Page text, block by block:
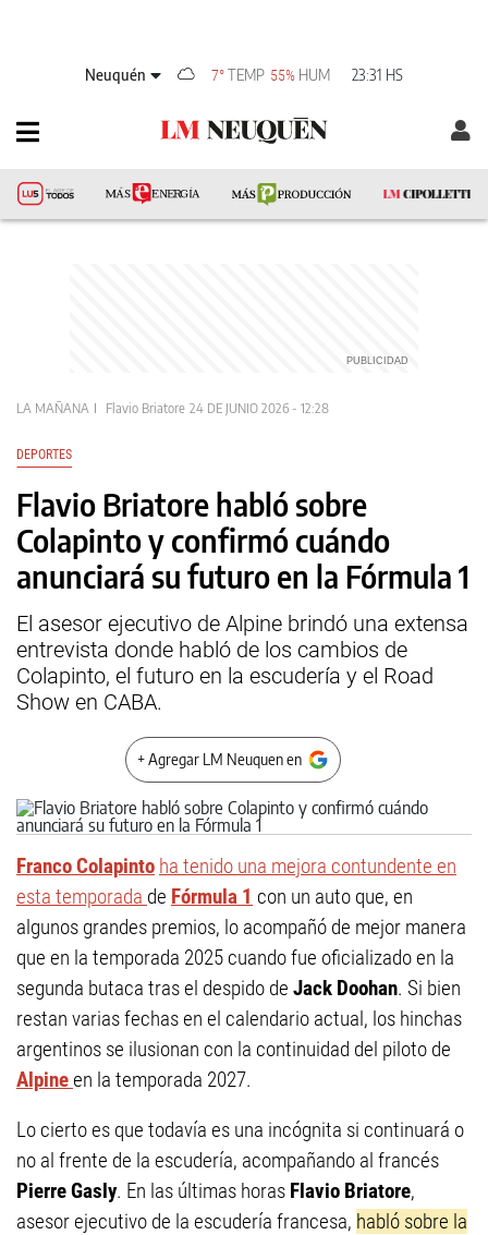
Neuquén 7°TEMP 55% HUM 23:31 HS
LA MAÑANA Flavio Briatore 24 DE JUNIO 2026 - 12:28
DEPORTES
Flavio Briatore habló sobre
Colapinto y confirmó cuándo
anunciará su futuro en la Fórmula 1
El asesor ejecutivo de Alpine brindó una extensa
entrevista donde habló de los cambios de
Colapinto, el futuro en la escudería y el Road
Show en CABA.
+ Agregar LM Neuquen en
Franco Colapinto ha tenido una mejora contundente en
esta temporada de Fórmula 1 con un auto que, en
algunos grandes premios, lo acompañó de mejor manera
que en la temporada 2025 cuando fue oficializado en la
segunda butaca tras el despido de Jack Doohan. Si bien
restan varias fechas en el calendario actual, los hinchas
argentinos se ilusionan con la continuidad del piloto de
Alpineen la temporada 2027.
Lo cierto es que todavía es una incógnita si continuará o
no al frente de la escudería, acompañando al francés
Pierre Gasly. En las últimas horas Flavio Briatore,
asesor ejecutivo de la escudería francesa, habló sobre la